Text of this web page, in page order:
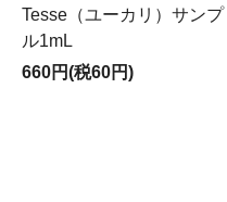
Tesse（ユーカリ）サンプ
ル1mL
660円(税60円)